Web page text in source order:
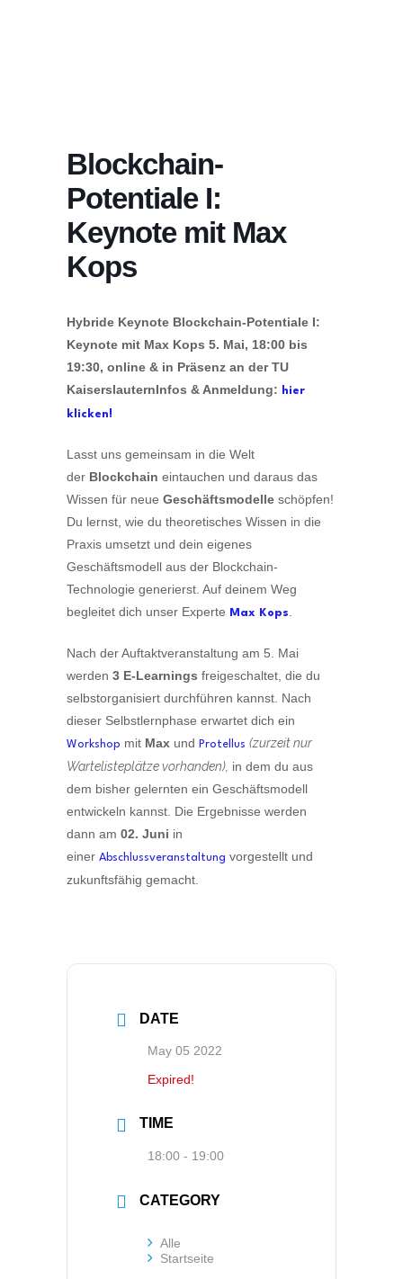
Blockchain-
Potentiale I:
Keynote mit Max
Kops
Hybride Keynote Blockchain-Potentiale I:
Keynote mit Max Kops 5. Mai, 18:00 bis
19:30, online & in Präsenz an der TU
KaiserslauternInfos & Anmeldung:
hier
klicken!
Lasst uns gemeinsam in die Welt
der Blockchain eintauchen und daraus das
Wissen für neue Geschäftsmodelle schöpfen!
Du lernst, wie du theoretisches Wissen in die
Praxis umsetzt und dein eigenes
Geschäftsmodell aus der Blockchain-
Technologie generierst. Auf deinem Weg
begleitet dich unser Experte
Max Kops
Nach der Auftaktveranstaltung am 5. Mai
werden 3 E-Learnings freigeschaltet, die du
selbstorganisiert durchführen kannst. Nach
dieser Selbstlernphase erwartet dich ein
Workshop mit Max und Protellus (zurzeit nur
Wartelisteplätze vorhanden), in dem du aus
dem bisher gelernten ein Geschäftsmodell
entwickeln kannst. Die Ergebnisse werden
dann am 02. Juni in
einer Abschlussveranstaltung vorgestellt und
zukunftsfähig gemacht.
DATE
May 05 2022
Expired!
TIME
18:00 - 19:00
CATEGORY
Alle
Startseite